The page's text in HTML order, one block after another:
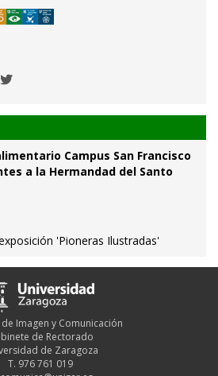
Campus San Francisco
a la Hermandad del Santo
'Pioneras Ilustradas'
Imagen y Comunicación
de Rectorado
de Zaragoza
T. 976 761 019